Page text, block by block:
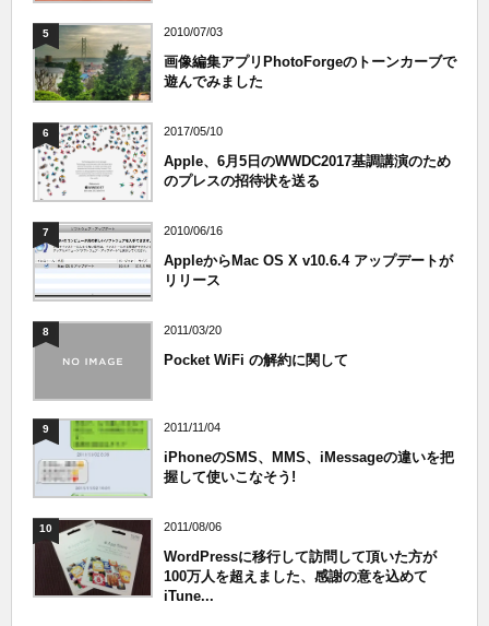
5 2010/07/03
画像編集アプリPhotoForgeのトーンカーブで
遊んでみました
6 2017/05/10
Apple、6月5日のWWDC2017基調講演のため
のプレスの招待状を送る
7 2010/06/16
AppleからMac OS X v10.6.4 アップデートが
リリース
8 2011/03/20
Pocket WiFi の解約に関して
9 2011/11/04
iPhoneのSMS、MMS、iMessageの違いを把
握して使いこなそう!
10 2011/08/06
WordPressに移行して訪問して頂いた方が
100万人を超えました、感謝の意を込めて
iTune...